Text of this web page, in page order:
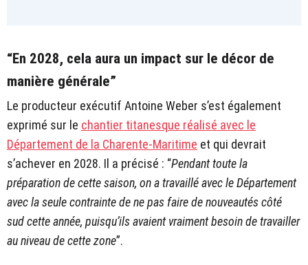
“En 2028, cela aura un impact sur le décor de
manière générale”
Le producteur exécutif Antoine Weber s’est également
exprimé sur le chantier titanesque réalisé avec le
Département de la Charente-Maritime et qui devrait
s’achever en 2028. Il a précisé : “Pendant toute la
préparation de cette saison, on a travaillé avec le Département
avec la seule contrainte de ne pas faire de nouveautés côté
sud cette année, puisqu’ils avaient vraiment besoin de travailler
au niveau de cette zone”.